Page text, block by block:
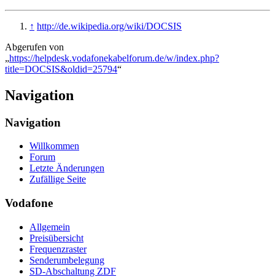
↑ http://de.wikipedia.org/wiki/DOCSIS
Abgerufen von
„https://helpdesk.vodafonekabelforum.de/w/index.php?
title=DOCSIS&oldid=25794“
Navigation
Navigation
Willkommen
Forum
Letzte Änderungen
Zufällige Seite
Vodafone
Allgemein
Preisübersicht
Frequenzraster
Senderumbelegung
SD-Abschaltung ZDF